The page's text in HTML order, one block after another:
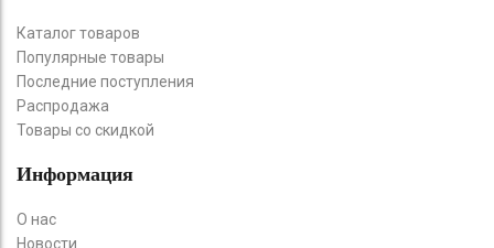
Каталог товаров
Популярные товары
Последние поступления
Распродажа
Товары со скидкой
Информация
О нас
Новости